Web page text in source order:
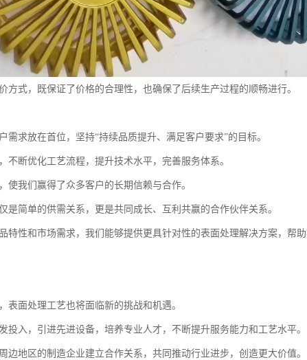
方式，既保证了价格的合理性，也确保了后续生产过程的顺畅进行。
需求放在首位，坚持“持续品质提升、满足客户要求”的目标。
不断优化工艺流程，提升技术水平，完善服务体系。
使我们赢得了众多客户的长期信赖与合作。
是简单的供需关系，更是共同成长、互利共赢的合作伙伴关系。
特性和市场需求，我们能够提供更具针对性的表面处理解决方案，帮
表面处理工艺也将面临新的挑战和机遇。
投入，引进先进设备，培养专业人才，不断提升服务能力和工艺水平。
边地区的制造企业建立合作关系，共同推动行业进步，创造更大价值。